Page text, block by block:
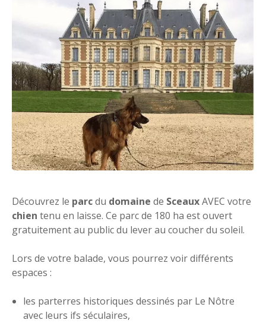
Découvrez le parcdu domaine de SceauxAVEC votre
chien tenu en laisse. Ce parc de 180 ha est ouvert
gratuitement au public du lever au coucher du soleil.
Lors de votre balade, vous pourrez voir différents
espaces :
les parterres historiques dessinés par Le Nôtre
avec leurs ifs séculaires,